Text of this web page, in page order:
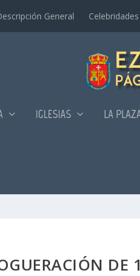
General Celebridades
IGLESIAS LA
DE